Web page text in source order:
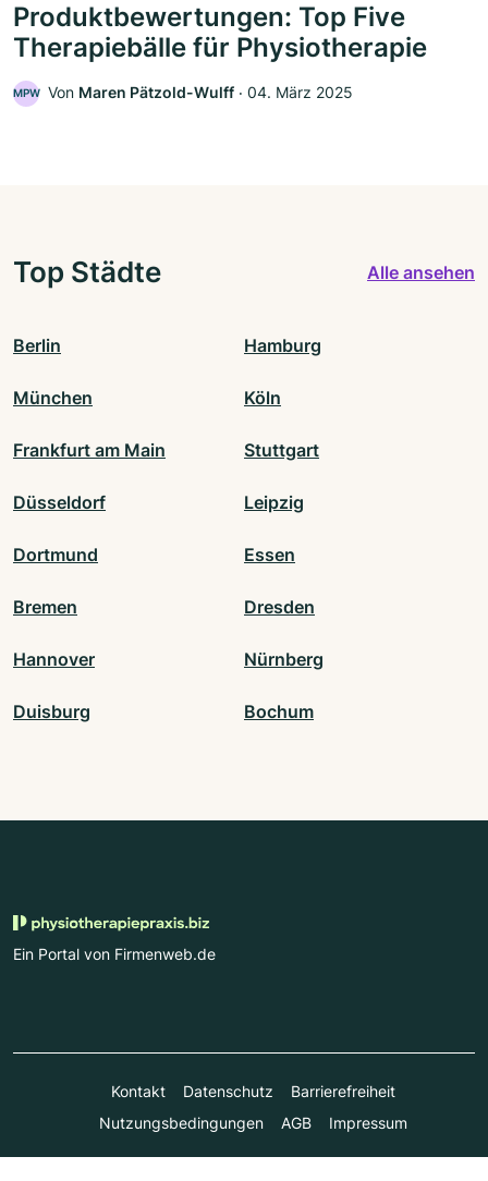
Produktbewertungen: Top Five
Therapiebälle für Physiotherapie
MPW Von Maren Pätzold-Wulff ‧ 04. März 2025
Top Städte Alle ansehen
Berlin Hamburg
München Köln
Frankfurt am Main Stuttgart
Düsseldorf Leipzig
Dortmund Essen
Bremen Dresden
Hannover Nürnberg
Duisburg Bochum
Ein Portal von Firmenweb.de
Kontakt Datenschutz
Barrierefreiheit
Nutzungsbedingungen
AGB Impressum